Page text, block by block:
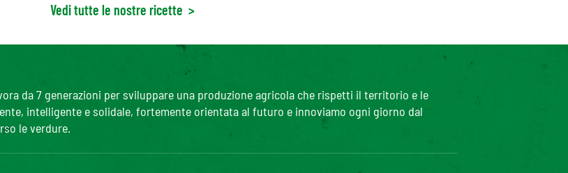
Vedi tutte le nostre ricette >
da 7 generazioni per sviluppare una produzione agricola che rispetti il territorio e le
intelligente e solidale, fortemente orientata al futuro e innoviamo ogni giorno dal
le verdure.